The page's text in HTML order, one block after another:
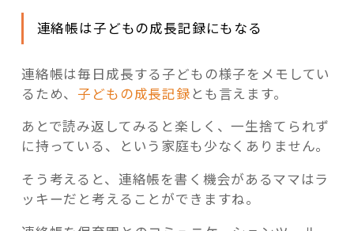
連絡帳は子どもの成長記録にもなる
連絡帳は毎日成長する子どもの様子をメモしてい
るため、子どもの成長記録とも言えます。
あとで読み返してみると楽しく、一生捨てられず
に持っている、という家庭も少なくありません。
そう考えると、連絡帳を書く機会があるママはラ
ッキーだと考えることができますね。